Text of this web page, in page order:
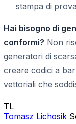
stampa di
Hai bisogno di
conformi? Non
generatori di
creare codici a
vettoriali che
TL
Tomasz Lichosik